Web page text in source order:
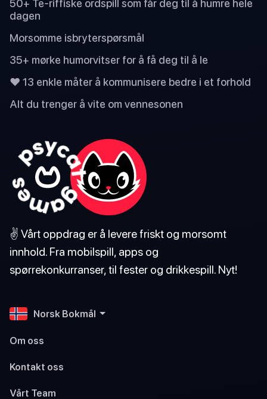
50+ Te-riffiske ordspill som får deg til å humre hele
dagen
Morsomme isbryterspørsmål
35+ mørke humorvitser for å få deg til å le
❤️ 13 enkle måter å kommunisere bedre i et forhold
Alt du trenger å vite om vennesonen
✌️ Vårt oppdrag er å levere friskt og morsomt
innhold. Fra mobilspill, apps og
spørrekonkurranser, til fester og drikkespill. Nyt!
Norsk Bokmål
Om oss
Kontakt oss
Vårt Team